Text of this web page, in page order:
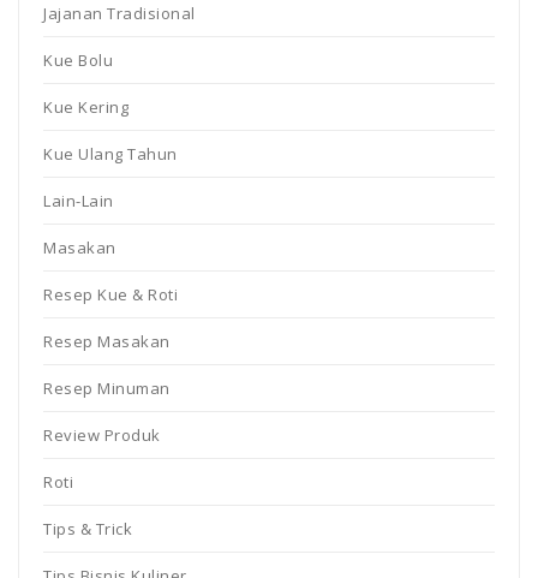
Jajanan Tradisional
Kue Bolu
Kue Kering
Kue Ulang Tahun
Lain-Lain
Masakan
Resep Kue & Roti
Resep Masakan
Resep Minuman
Review Produk
Roti
Tips & Trick